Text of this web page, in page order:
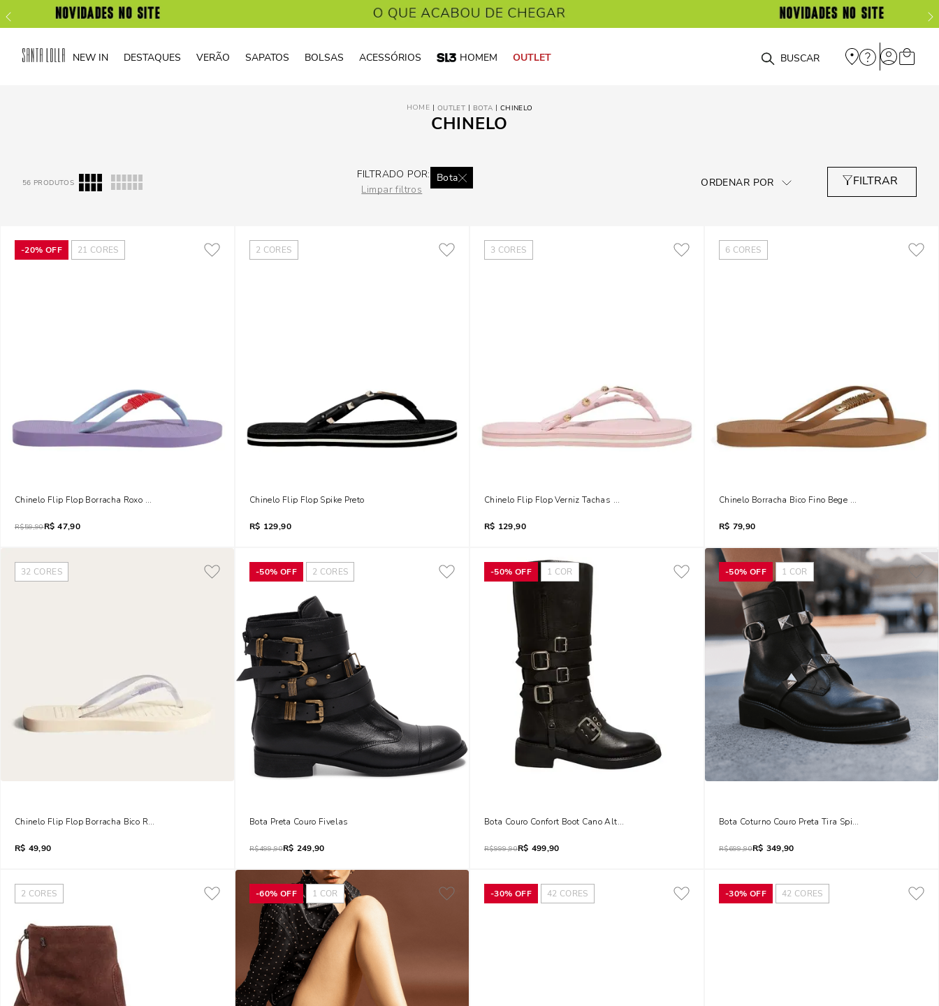
NEW IN DESTAQUES VERÃO SAPATOS BOLSAS ACESSÓRIOS HOMEM OUTLET O que você está procurando?
OUTLET BOTA CHINELO
CHINELO
56 PRODUTOS
FILTRADO POR:
Limpar filtros
Bota
-20% OFF 21 CORES
Chinelo Flip Flop Borracha Roxo Lupine
R$59,90R$ 47,90
2 CORES
Chinelo Flip Flop Spike Preto
R$ 129,90
3 CORES
Chinelo Flip Flop Verniz Tachas Rosa
R$ 129,90
6 CORES
Chinelo Borracha Bico Fino Bege Egido
R$ 79,90
32 CORES
Chinelo Flip Flop Borracha Bico Redondo Off White
R$ 49,90
-50% OFF 2 CORES
Bota Preta Couro Fivelas
R$499,90R$ 249,90
-50% OFF 1 COR
Bota Couro Confort Boot Cano Alto Montaria Preta
R$999,90R$ 499,90
-50% OFF 1 COR
Bota Coturno Couro Preta Tira Spike
R$699,90R$ 349,90
2 CORES -60% OFF 1 COR -30% OFF 42 CORES -30% OFF 42 CORES